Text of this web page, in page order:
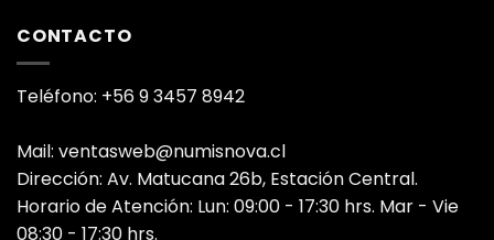
CONTACTO
Teléfono: +56 9 3457 8942
Mail: ventasweb@numisnova.cl
Dirección: Av. Matucana 26b, Estación Central.
Horario de Atención: Lun: 09:00 - 17:30 hrs. Mar - Vie
08:30 - 17:30 hrs.